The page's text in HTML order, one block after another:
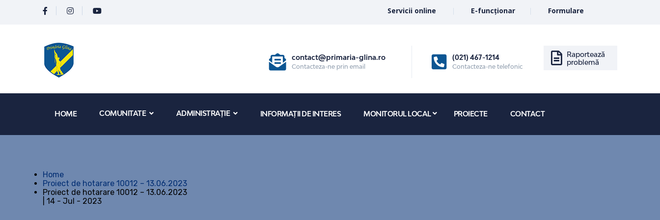
Servicii online E-funcționar Formulare
contact@primaria-glina.ro
Contacteza-ne prin email
(021) 467-1214
Contacteza-ne telefonic
Raportează
problemă
HOME COMUNITATE ADMINISTRAȚIE INFORMAȚII DE INTERES MONITORUL LOCAL PROIECTE CONTACT
Home
Proiect de hotarare 10012 – 13.06.2023
Proiect de hotarare 10012 – 13.06.2023
| 14 - Jul - 2023